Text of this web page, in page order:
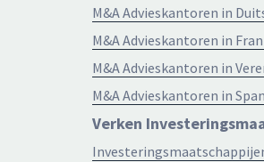
M&A Advieskantoren in
M&A Advieskantoren in
M&A Advieskantoren in
M&A Advieskantoren in
Verken